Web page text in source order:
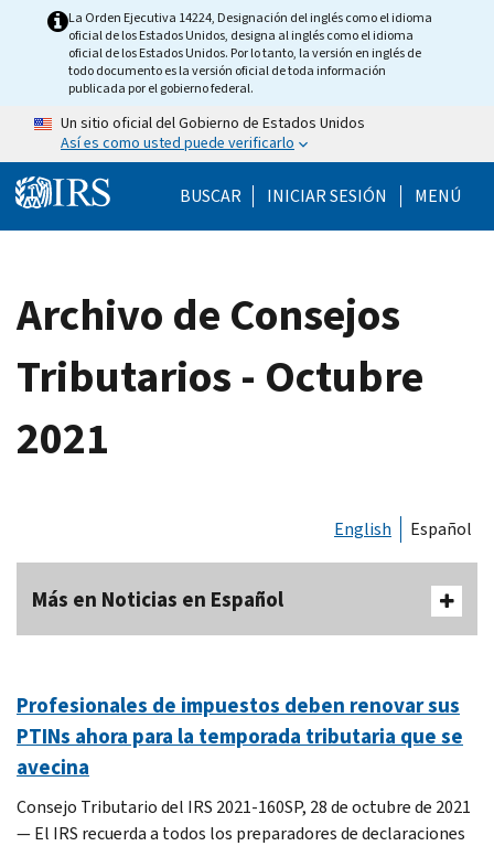
Skip to main content
La Orden Ejecutiva 14224, Designación del inglés como el idioma
oficial de los Estados Unidos, designa al inglés como el idioma
oficial de los Estados Unidos. Por lo tanto, la versión en inglés de
todo documento es la versión oficial de toda información
publicada por el gobierno federal.
Un sitio oficial del Gobierno de Estados Unidos
Así es como usted puede verificarlo
BUSCAR Help Menu Mobile
INICIAR SESIÓN MENÚ
Archivo de Consejos
Tributarios - Octubre
2021
English Español
Más en Noticias en Español
Profesionales de impuestos deben renovar sus
PTINs ahora para la temporada tributaria que se
avecina
Consejo Tributario del IRS 2021-160SP, 28 de octubre de 2021
— El IRS recuerda a todos los preparadores de declaraciones